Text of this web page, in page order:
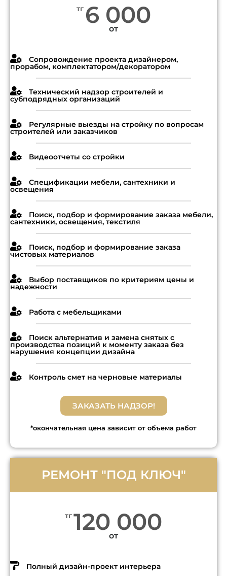
тг 6 000
от
Сопровождение проекта дизайнером,
прорабом, комплектатором/декоратором
Технический надзор строителей и
субподрядных организаций
Регулярные выезды на стройку по вопросам
строителей или заказчиков
Видеоотчеты со стройки
Спецификации мебели, сантехники и
освещения
Поиск, подбор и формирование заказа мебели,
сантехники, освещения, текстиля
Поиск, подбор и формирование заказа
чистовых материалов
Выбор поставщиков по критериям цены и
надежности
Работа с мебельщиками
Поиск альтернатив и замена снятых с
производства позиций к моменту заказа без
нарушения концепции дизайна
Контроль смет на черновые материалы
ЗАКАЗАТЬ НАДЗОР!
*окончательная цена зависит от объема работ
РЕМОНТ "ПОД КЛЮЧ"
тг120 000
от
Полный дизайн-проект интерьера